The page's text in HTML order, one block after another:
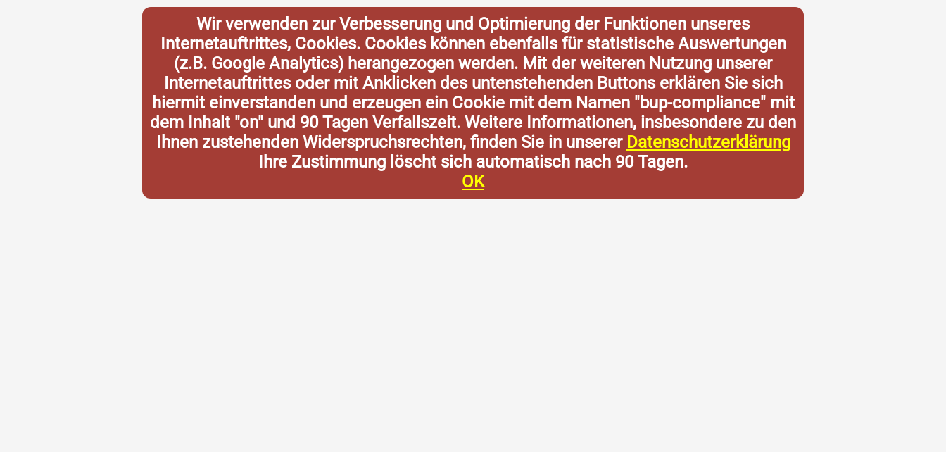
Wir verwenden zur Verbesserung und Optimierung der Funktionen unseres
Internetauftrittes, Cookies. Cookies können ebenfalls für statistische Auswertungen
(z.B. Google Analytics) herangezogen werden. Mit der weiteren Nutzung unserer
Internetauftrittes oder mit Anklicken des untenstehenden Buttons erklären Sie sich
hiermit einverstanden und erzeugen ein Cookie mit dem Namen "bup-compliance" mit
dem Inhalt "on" und 90 Tagen Verfallszeit. Weitere Informationen, insbesondere zu den
Ihnen zustehenden Widerspruchsrechten, finden Sie in unserer Datenschutzerklärung
Ihre Zustimmung löscht sich automatisch nach 90 Tagen.
OK